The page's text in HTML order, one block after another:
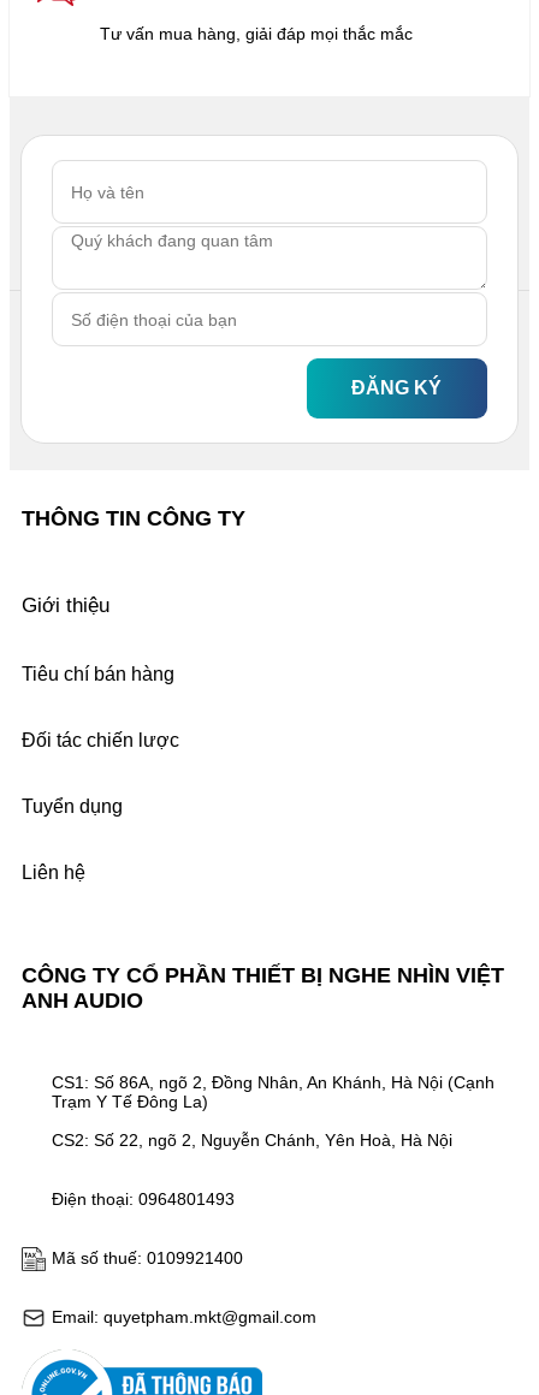
Tư vấn mua hàng, giải đáp mọi thắc mắc
ĐĂNG KÝ
CÔNG TY CỔ PHẦN THIẾT BỊ NGHE NHÌN VIỆT
ANH AUDIO
Email: quyetpham.mkt@gmail.com
Mã số thuế: 0109921400
Điện thoại: 0964801493
CS1: Số 86A, ngõ 2, Đồng Nhân, An Khánh, Hà Nội (Cạnh
Trạm Y Tế Đông La)
CS2: Số 22, ngõ 2, Nguyễn Chánh, Yên Hoà, Hà Nội
THÔNG TIN CÔNG TY
Giới thiệu
Tiêu chí bán hàng
Đối tác chiến lược
Tuyển dụng
Liên hệ